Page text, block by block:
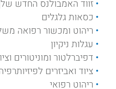
זווד האמבולנס החדש
כסאות גלגלים
ריהוט ומכשור רפואה
עגלות ניקיון
דפיברלטור ומוניטורים
ציוד ואביזרים
ריהוט רפואי